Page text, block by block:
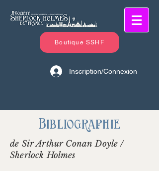
Boutique SSHF
Inscription/Connexion
Bibliographie
de Sir Arthur Conan Doyle /
Sherlock Holmes